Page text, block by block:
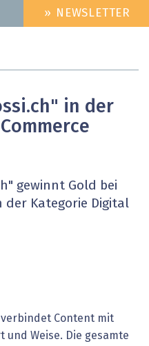
HEADER
MENU
» NEWSLETTER
in der
gewinnt Gold bei
der Kategorie Digital
verbindet Content mit
und Weise. Die gesamte